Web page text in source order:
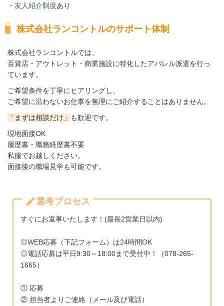
・ 友人紹介制度あり
株式会社ランコントルのサポート体制
株式会社ランコントルでは、
百貨店・アウトレット・商業施設に特化したアパレル派遣を行っ
ています。
ご希望条件を丁寧にヒアリングし、
ご希望に沿わないお仕事を無理にご紹介することはありません。
「まずは相談だけ」
も歓迎です。
現地面接OK
履歴書・職務経歴書不要
私服でお越しください。
面接後の職場見学も可能です。
選考プロセス
すぐにお返事いたします！(最長2営業日以内)
◎WEB応募（下記フォーム）は24時間OK
◎電話応募は平日9:30～18:00まで受付中！（078-265-
1665）
① 応募
② 担当者よりご連絡（メール及び電話）